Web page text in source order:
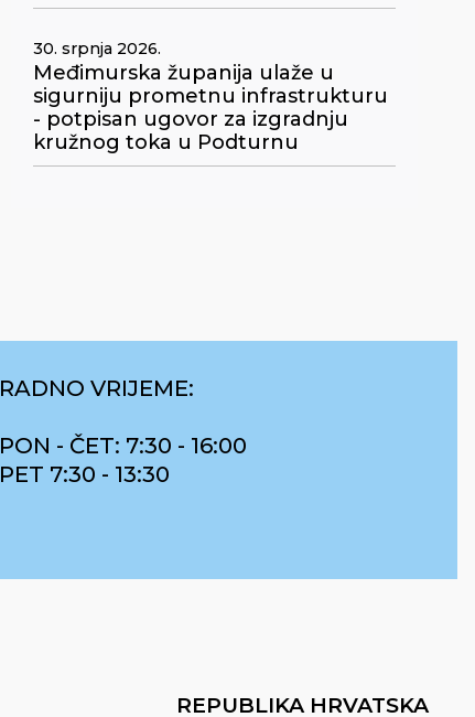
30. srpnja 2026.
Međimurska županija ulaže u
sigurniju prometnu infrastrukturu
- potpisan ugovor za izgradnju
kružnog toka u Podturnu
RADNO VRIJEME:
PON - ČET: 7:30 - 16:00
PET 7:30 - 13:30
REPUBLIKA HRVATSKA